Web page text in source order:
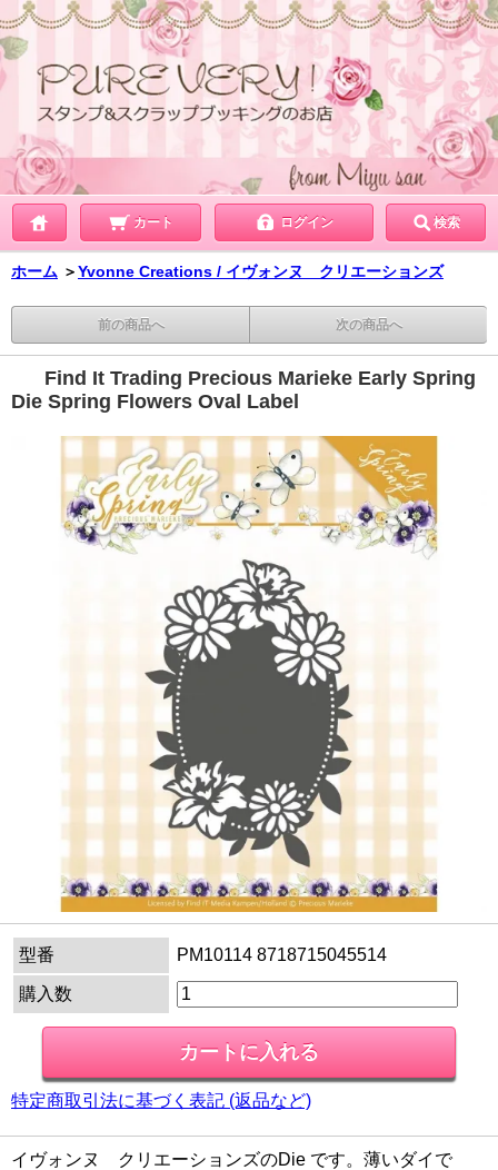
カート ログイン 検索
ホーム ＞Yvonne Creations / イヴォンヌ クリエーションズ
前の商品へ 次の商品へ
Find It Trading Precious Marieke Early Spring
Die Spring Flowers Oval Label
型番 PM10114 8718715045514
購入数
特定商取引法に基づく表記 (返品など)
イヴォンヌ クリエーションズのDie です。薄いダイで